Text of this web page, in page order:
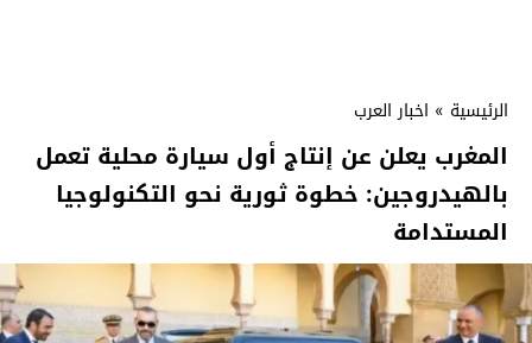
الرئيسية » اخبار العرب
المغرب يعلن عن إنتاج أول سيارة محلية تعمل
بالهيدروجين: خطوة ثورية نحو التكنولوجيا
المستدامة